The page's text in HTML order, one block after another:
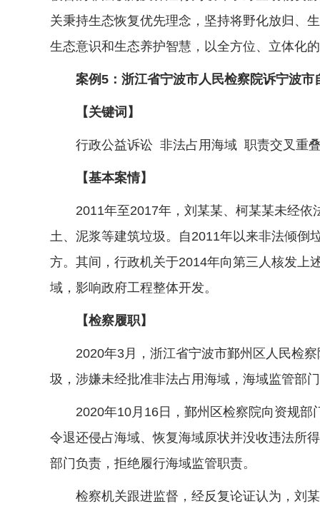
关秉持生态恢复优先理念，坚持将野化放归、
生态意识和生态养护智慧，以全方位、立体化
案例5：浙江省宁波市人民检察院诉宁波市
【关键词】
行政公益诉讼 非法占用海域 职责交叉重
【基本案情】
2011年至2017年，刘某某、柯某某未经依
土、泥浆等建筑垃圾。自2011年以来非法倾倒
方。其间，行政机关于2014年向第三人核发上
域，影响政府工程整体开发。
【检察履职】
2020年3月，浙江省宁波市鄞州区人民检察
圾，涉嫌未经批准非法占用海域，海域监管部
2020年10月16日，鄞州区检察院向资规部
令退还侵占海域、恢复海域原状并没收违法所
部门负责，拒绝履行海域监管职责。
检察机关跟进监督，经反复论证认为，刘某